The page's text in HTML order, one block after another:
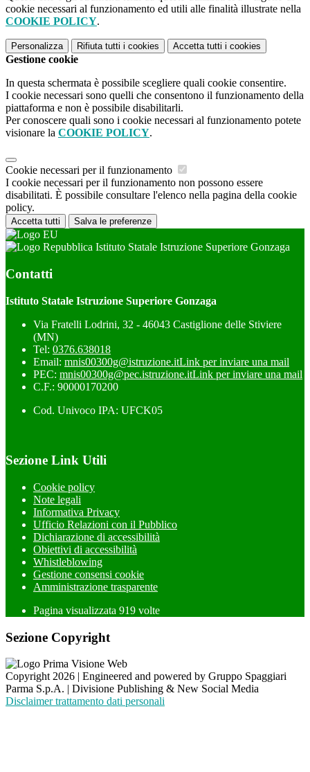
cookie necessari al funzionamento ed utili alle finalità illustrate nella
COOKIE POLICY.
Personalizza Rifiuta tutti i cookies Accetta tutti i cookies
Gestione cookie
In questa schermata è possibile scegliere quali cookie consentire.
I cookie necessari sono quelli che consentono il funzionamento della
piattaforma e non è possibile disabilitarli.
Per conoscere quali sono i cookie necessari al funzionamento potete
visionare la COOKIE POLICY.
Cookie necessari per il funzionamento
I cookie necessari per il funzionamento non possono essere
disabilitati. È possibile consultare l'elenco nella pagina della cookie
policy.
Accetta tutti Salva le preferenze
Istituto Statale Istruzione Superiore Gonzaga
Contatti
Istituto Statale Istruzione Superiore Gonzaga
Via Fratelli Lodrini, 32 - 46043 Castiglione delle Stiviere
(MN)
Tel: 0376.638018
Email: mnis00300g@istruzione.itLink per inviare una mail
PEC: mnis00300g@pec.istruzione.itLink per inviare una mail
C.F.: 90000170200
Cod. Univoco IPA: UFCK05
Sezione Link Utili
Cookie policy
Note legali
Informativa Privacy
Ufficio Relazioni con il Pubblico
Dichiarazione di accessibilità
Obiettivi di accessibilità
Whistleblowing
Gestione consensi cookie
Amministrazione trasparente
Pagina visualizzata 919 volte
Sezione Copyright
Copyright 2026 | Engineered and powered by Gruppo Spaggiari
Parma S.p.A. | Divisione Publishing & New Social Media
Disclaimer trattamento dati personali